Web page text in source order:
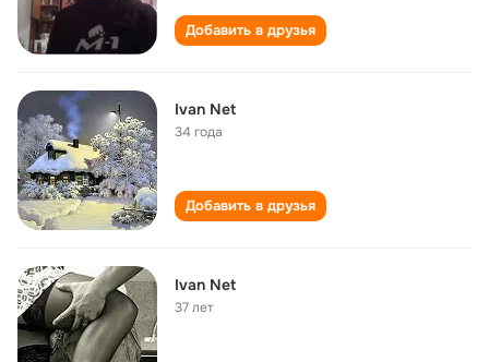
Добавить в друзья
Ivan Net
34 года
Добавить в друзья
Ivan Net
37 лет